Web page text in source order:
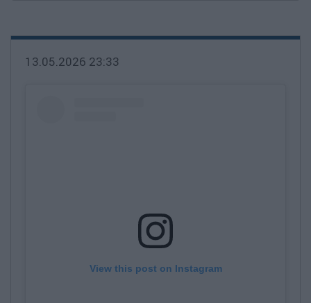
13.05.2026 23:33
View this post on Instagram